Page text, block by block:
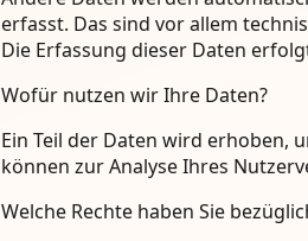
erfasst. Das sind vor allem
Die Erfassung dieser Daten
Wofür nutzen wir Ihre Daten?
Ein Teil der Daten wird erhoben,
können zur Analyse Ihres
Welche Rechte haben Sie